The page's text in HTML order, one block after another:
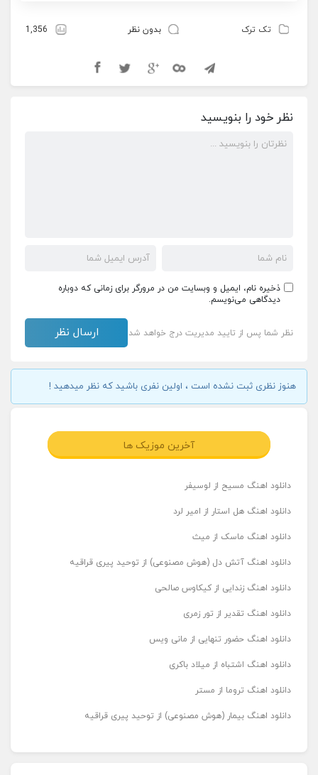
تک ترک بدون نظر 1,356
نظر خود را بنویسید
ذخیره نام، ایمیل و وبسایت من در مرورگر برای زمانی که دوباره
دیدگاهی می‌نویسم.
نظر شما پس از تایید مدیریت درج خواهد شد
هنوز نظری ثبت نشده است ، اولین نفری باشید که نظر میدهید !
آخرین موزیک ها
دانلود اهنگ مسیح از لوسیفر
دانلود اهنگ هل استار از امیر لرد
دانلود اهنگ ماسک از میث
دانلود اهنگ آتش دل (هوش مصنوعی) از توحید پیری قراقیه
دانلود اهنگ زندایی از کیکاوس صالحی
دانلود اهنگ تقدیر از تور زمری
دانلود اهنگ حضور تنهایی از مانی ویس
دانلود اهنگ اشتباه از میلاد باکری
دانلود اهنگ تروما از مستر
دانلود اهنگ بیمار (هوش مصنوعی) از توحید پیری قراقیه